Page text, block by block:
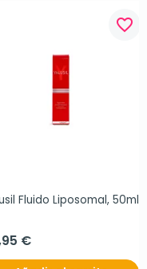
favorite_border
Fluido Liposomal, 50ml
€